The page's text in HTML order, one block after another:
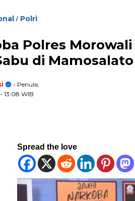
/ Polri
Polres
di
- Penulis
- 13:08 WIB
Spread the love